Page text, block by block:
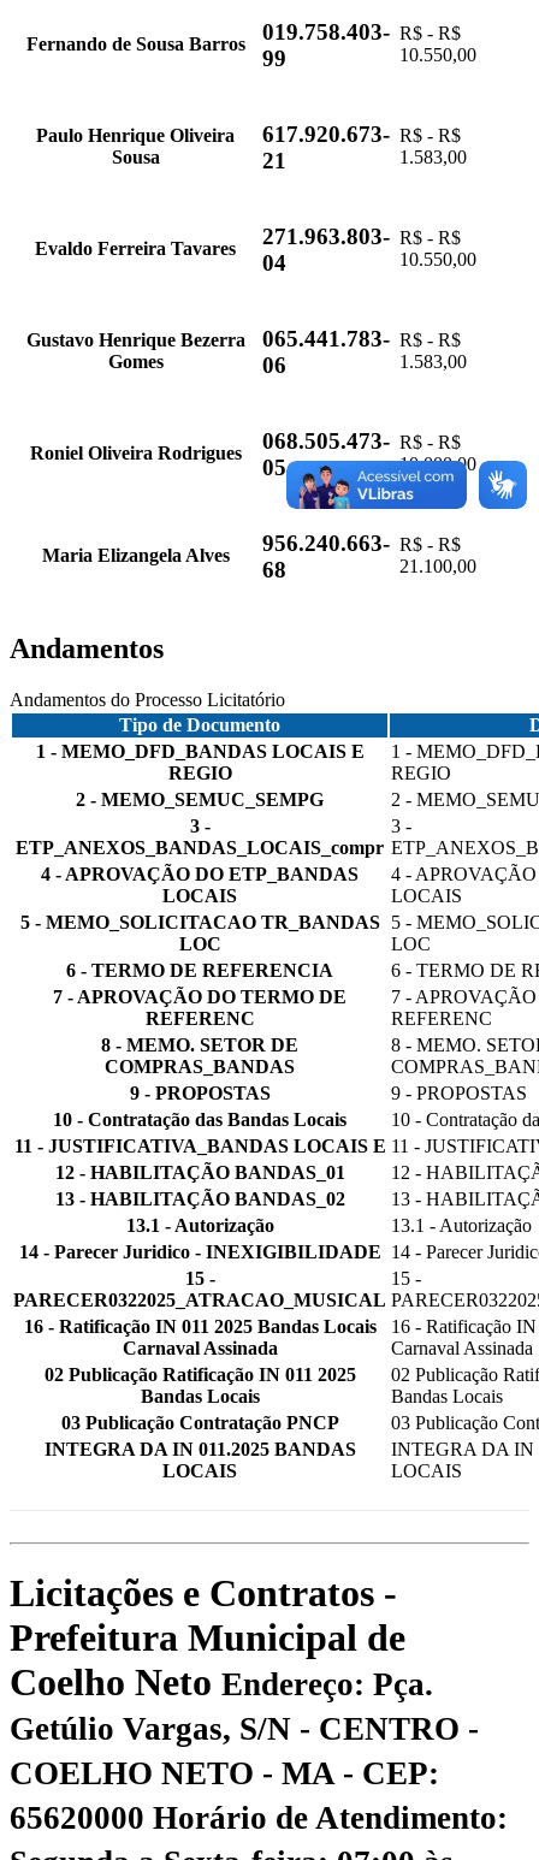
Fernando de Sousa Barros
019.758.403-
99
R$ - R$
10.550,00
Paulo Henrique Oliveira
Sousa
617.920.673-
21
R$ - R$
1.583,00
Evaldo Ferreira Tavares
271.963.803-
04
R$ - R$
10.550,00
Gustavo Henrique Bezerra
Gomes
065.441.783-
06
R$ - R$
1.583,00
Roniel Oliveira Rodrigues
068.505.473-
05
R$ - R$
10.000,00
Maria Elizangela Alves
956.240.663-
68
R$ - R$
21.100,00
Andamentos
Andamentos do Processo Licitatório
Tipo de Documento
1 - MEMO_DFD_BANDAS LOCAIS E
REGIO
1 -
REGIO
2 - MEMO_SEMUC_SEMPG
2 -
3 -
ETP_ANEXOS_BANDAS_LOCAIS_compr
3 -
4 - APROVAÇÃO DO ETP_BANDAS
LOCAIS
4 -
LOCAIS
5 - MEMO_SOLICITACAO TR_BANDAS
LOC
5 -
LOC
6 - TERMO DE REFERENCIA
6 - TERMO DE
7 - APROVAÇÃO DO TERMO DE
REFERENC
7 -
REFERENC
8 - MEMO. SETOR DE
COMPRAS_BANDAS
8 - MEMO.
9 - PROPOSTAS
9 - PROPOSTAS
10 - Contratação das Bandas Locais
10 - Contratação
11 - JUSTIFICATIVA_BANDAS LOCAIS E 11 -
12 - HABILITAÇÃO BANDAS_01
12 -
13 - HABILITAÇÃO BANDAS_02
13 -
13.1 - Autorização
13.1 - Autorização
14 - Parecer Juridico - INEXIGIBILIDADE 14 - Parecer
15 -
PARECER0322025_ATRACAO_MUSICAL
15 -
16 - Ratificação IN 011 2025 Bandas Locais
Carnaval Assinada
16 - Ratificação
Carnaval Assinada
02 Publicação Ratificação IN 011 2025
Bandas Locais
02 Publicação
Bandas Locais
03 Publicação Contratação PNCP
03 Publicação
INTEGRA DA IN 011.2025 BANDAS
LOCAIS
INTEGRA DA IN
LOCAIS
Licitações e Contratos -
Prefeitura Municipal de
Coelho Neto Endereço: Pça.
Getúlio Vargas, S/N - CENTRO -
COELHO NETO - MA - CEP:
65620000 Horário de Atendimento: